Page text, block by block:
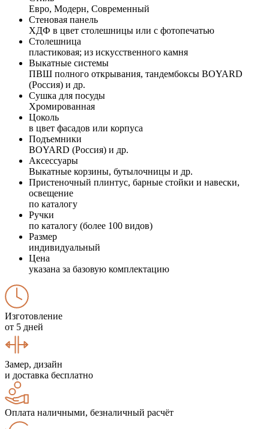
Евро, Модерн, Современный
Стеновая панель
ХДФ в цвет столешницы или с фотопечатью
Столешница
пластиковая; из искусственного камня
Выкатные системы
ПВШ полного открывания, тандембоксы BOYARD
(Россия) и др.
Сушка для посуды
Хромированная
Цоколь
в цвет фасадов или корпуса
Подъемники
BOYARD (Россия) и др.
Аксессуары
Выкатные корзины, бутылочницы и др.
Пристеночный плинтус, барные стойки и навески,
освещение
по каталогу
Ручки
по каталогу (более 100 видов)
Размер
индивидуальный
Цена
указана за базовую комплектацию
Изготовление
от 5 дней
Замер, дизайн
и доставка бесплатно
Оплата наличными, безналичный расчёт